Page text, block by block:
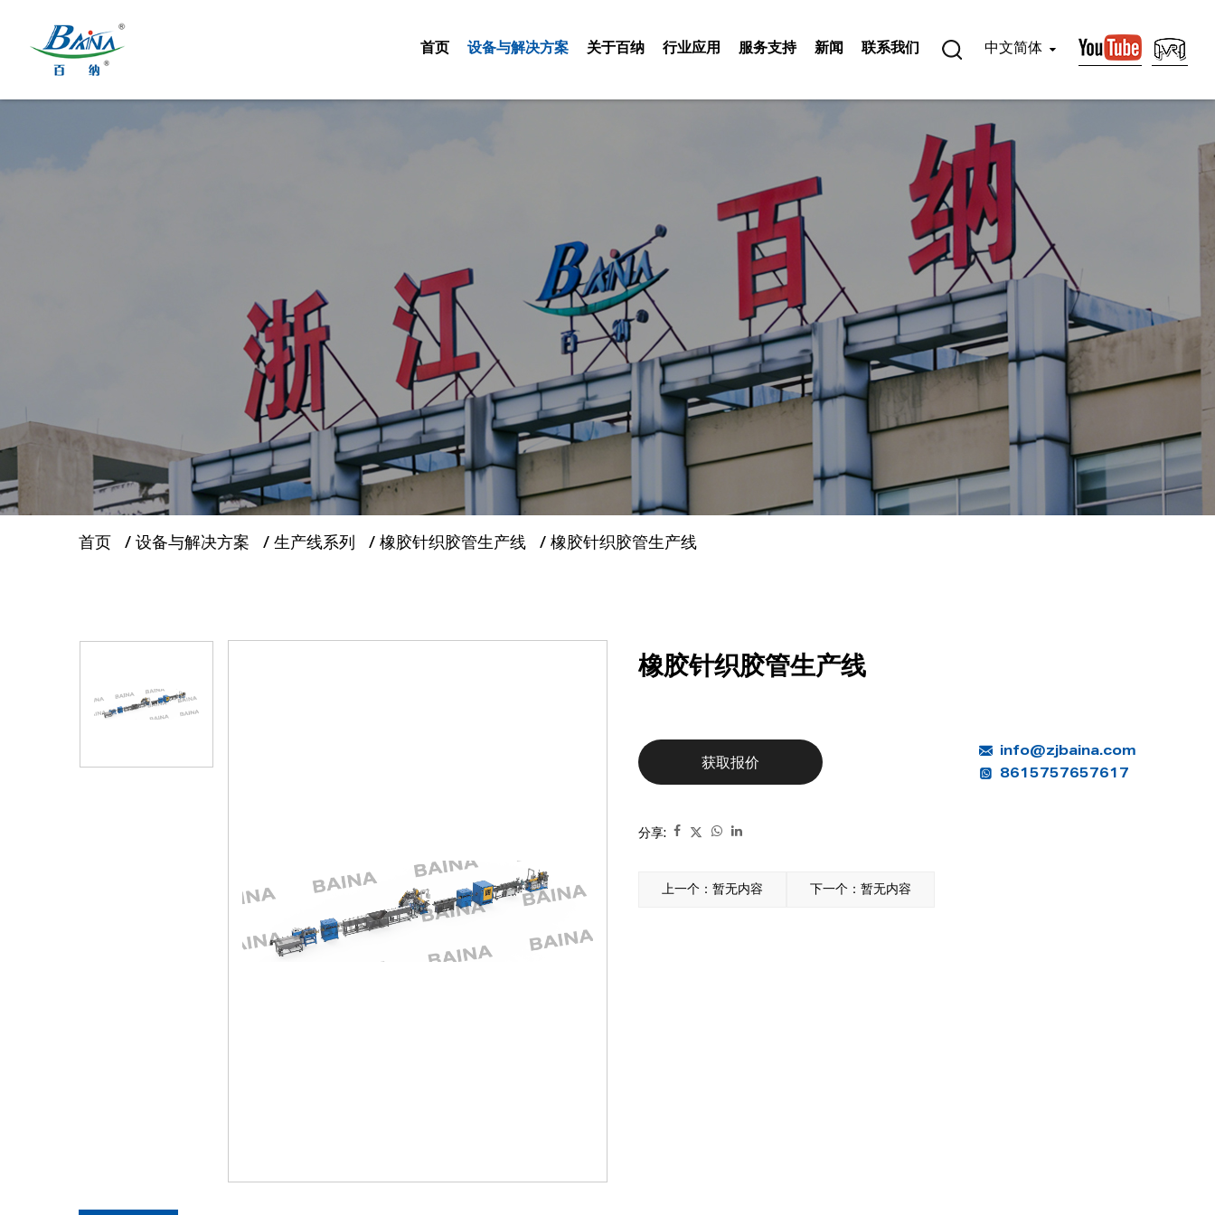
首页 设备与解决方案 关于百纳 行业应用 服务支持 新闻 联系我们 中文简体
服务支持
新闻
联系我们
首页 / 设备与解决方案 / 生产线系列 / 橡胶针织胶管生产线 / 橡胶针织胶管生产线
橡胶针织胶管生产线
获取报价
info@zjbaina.com
8615757657617
分享:
上一个：暂无内容 下一个：暂无内容